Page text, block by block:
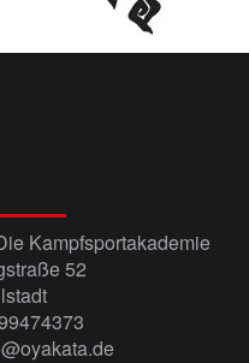
Kampfsportakademie
52